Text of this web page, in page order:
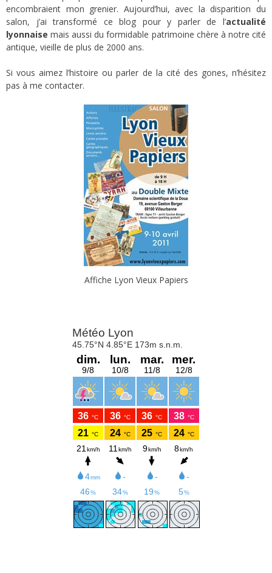
encombraient mon grenier. Aujourd’hui, avec la disparition du
salon, j’ai transformé ce blog pour y parler de l’actualité
lyonnaise mais aussi du formidable patrimoine chère à notre cité
antique, vieille de plus de 2000 ans.
Si vous aimez l’histoire ou parler de la cité des gones, n’hésitez
pas à me contacter.
Affiche Lyon Vieux Papiers